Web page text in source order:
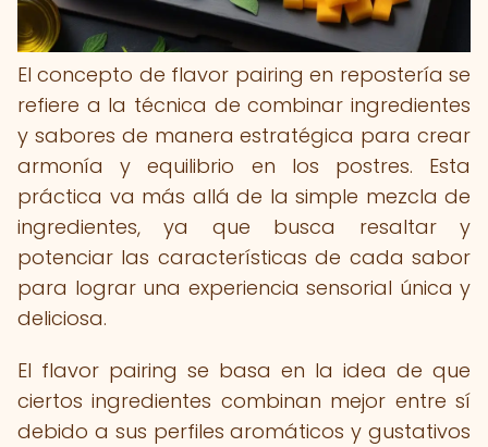
El concepto de flavor pairing en repostería se
refiere a la técnica de combinar ingredientes
y sabores de manera estratégica para crear
armonía y equilibrio en los postres. Esta
práctica va más allá de la simple mezcla de
ingredientes, ya que busca resaltar y
potenciar las características de cada sabor
para lograr una experiencia sensorial única y
deliciosa.
El flavor pairing se basa en la idea de que
ciertos ingredientes combinan mejor entre sí
debido a sus perfiles aromáticos y gustativos